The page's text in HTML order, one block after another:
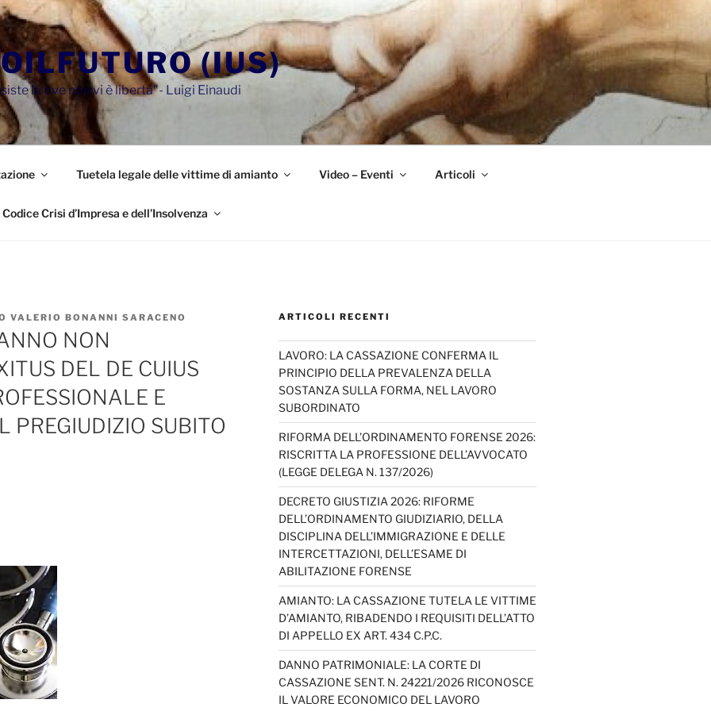
(IUS)
là ove non vi è libertà"- Luigi Einaudi
Tuetela legale delle vittime di amianto Video – Eventi Articoli
Codice Crisi d’Impresa e dell’Insolvenza
VALERIO BONANNI SARACENO
NON
DEL DE CUIUS
E
PREGIUDIZIO SUBITO
ARTICOLI RECENTI
LAVORO: LA CASSAZIONE CONFERMA IL
PRINCIPIO DELLA PREVALENZA DELLA
SOSTANZA SULLA FORMA, NEL LAVORO
SUBORDINATO
RIFORMA DELL’ORDINAMENTO FORENSE 2026:
RISCRITTA LA PROFESSIONE DELL’AVVOCATO
(LEGGE DELEGA N. 137/2026)
DECRETO GIUSTIZIA 2026: RIFORME
DELL’ORDINAMENTO GIUDIZIARIO, DELLA
DISCIPLINA DELL’IMMIGRAZIONE E DELLE
INTERCETTAZIONI, DELL’ESAME DI
ABILITAZIONE FORENSE
AMIANTO: LA CASSAZIONE TUTELA LE VITTIME
D’AMIANTO, RIBADENDO I REQUISITI DELL’ATTO
DI APPELLO EX ART. 434 C.P.C.
DANNO PATRIMONIALE: LA CORTE DI
CASSAZIONE SENT. N. 24221/2026 RICONOSCE
IL VALORE ECONOMICO DEL LAVORO